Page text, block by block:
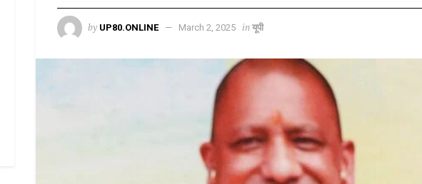
by UP80.ONLINE March 2, 2025 in यूपी